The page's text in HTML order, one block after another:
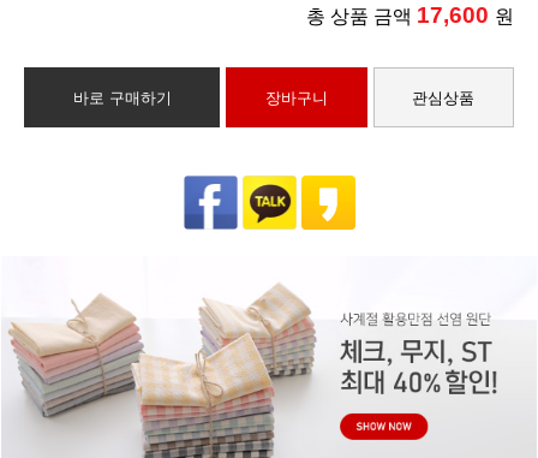
총 상품 금액 17,600 원
바로 구매하기 장바구니 관심상품